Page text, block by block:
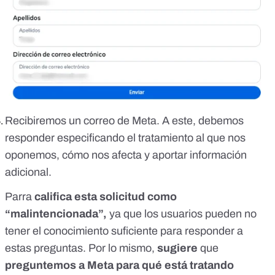
Recibiremos un correo de Meta. A este, debemos
responder especificando el tratamiento al que nos
oponemos, cómo nos afecta y aportar información
adicional.
Parra califica esta solicitud como
“malintencionada”, ya que los usuarios pueden no
tener el conocimiento suficiente para responder a
estas preguntas. Por lo mismo, sugiere que
preguntemos a Meta para qué está tratando